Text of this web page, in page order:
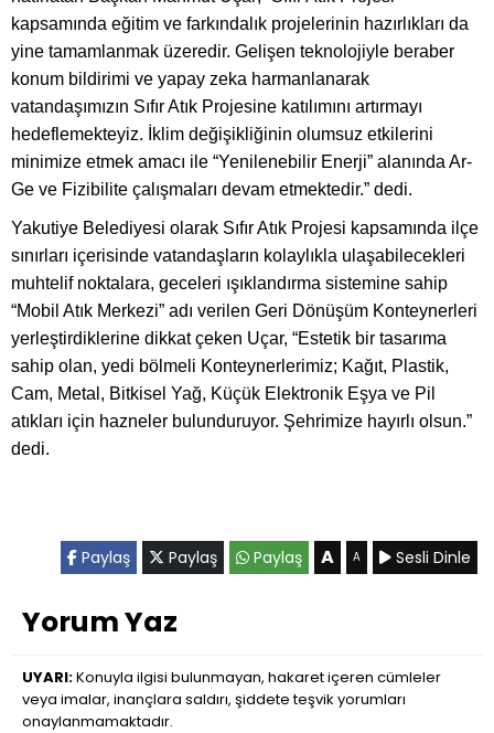
kapsamında eğitim ve farkındalık projelerinin hazırlıkları da
yine tamamlanmak üzeredir. Gelişen teknolojiyle beraber
konum bildirimi ve yapay zeka harmanlanarak
vatandaşımızın Sıfır Atık Projesine katılımını artırmayı
hedeflemekteyiz. İklim değişikliğinin olumsuz etkilerini
minimize etmek amacı ile “Yenilenebilir Enerji” alanında Ar-
Ge ve Fizibilite çalışmaları devam etmektedir.” dedi.
Yakutiye Belediyesi olarak Sıfır Atık Projesi kapsamında ilçe
sınırları içerisinde vatandaşların kolaylıkla ulaşabilecekleri
muhtelif noktalara, geceleri ışıklandırma sistemine sahip
“Mobil Atık Merkezi” adı verilen Geri Dönüşüm Konteynerleri
yerleştirdiklerine dikkat çeken Uçar, “Estetik bir tasarıma
sahip olan, yedi bölmeli Konteynerlerimiz; Kağıt, Plastik,
Cam, Metal, Bitkisel Yağ, Küçük Elektronik Eşya ve Pil
atıkları için hazneler bulunduruyor. Şehrimize hayırlı olsun.”
dedi.
Paylaş Paylaş Paylaş A A Sesli Dinle
Yorum Yaz
UYARI:Konuyla ilgisi bulunmayan, hakaret içeren cümleler
veya imalar, inançlara saldırı, şiddete teşvik yorumları
onaylanmamaktadır.